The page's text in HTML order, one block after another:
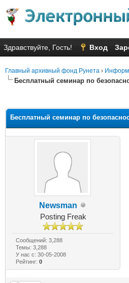
Здравствуйте, Гость! Вход
Главный архивный фонд Рунета ›
Бесплатный семинар по
Бесплатный семинар по
Newsman
Posting Freak
Сообщений: 3,288
Темы: 3,288
У нас с: 30-05-2008
Рейтинг:0